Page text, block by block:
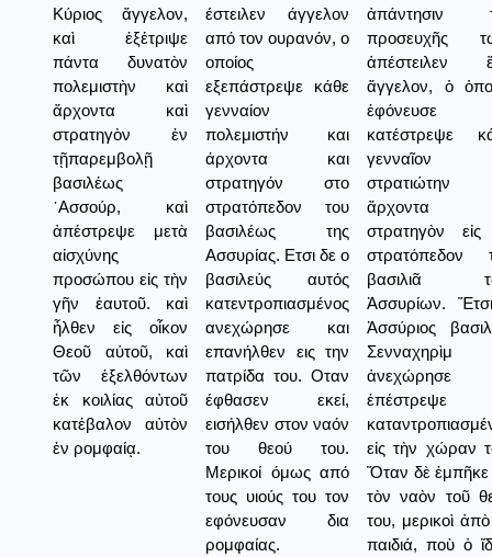
Κύριος ἄγγελον,
καὶ ἐξέτριψε
πάντα δυνατὸν
πολεμιστὴν καὶ
ἄρχοντα καὶ
στρατηγὸν ἐν
τῇπαρεμβολῇ
βασιλέως
᾿Ασσούρ, καὶ
ἀπέστρεψε μετὰ
αἰσχύνης
προσώπου εἰς τὴν
γῆν ἑαυτοῦ. καὶ
ἦλθεν εἰς οἶκον
Θεοῦ αὐτοῦ, καὶ
τῶν ἐξελθόντων
ἐκ κοιλίας αὐτοῦ
κατέβαλον αὐτὸν
ἐν ρομφαίᾳ.
έστειλεν άγγελον
από τον ουρανόν, ο
οποίος
εξεπάστρεψε κάθε
γενναίον
πολεμιστήν και
άρχοντα και
στρατηγόν στο
στρατόπεδον του
βασιλέως της
Ασσυρίας. Ετσι δε ο
βασιλεύς αυτός
κατεντροπιασμένος
ανεχώρησε και
επανήλθεν εις την
πατρίδα του. Οταν
έφθασεν εκεί,
εισήλθεν στον ναόν
του θεού του.
Μερικοί όμως από
τους υιούς του τον
εφόνευσαν δια
ρομφαίας.
ἀπάντησιν
προσευχῆς
ἀπέστειλεν
ἄγγελον, ὁ
ἐφόνευσε
κατέστρεψε
γενναῖον
στρατιώτην
ἄρχοντα
στρατηγὸν εἰς
στρατόπεδον
βασιλιᾶ
Ἀσσυρίων.
Ἀσσύριος
Σενναχηρὶμ
ἀνεχώρησε
ἐπέστρεψε
εἰς τὴν χώραν
Ὅταν δὲ ἐμπῆκε
τὸν ναὸν τοῦ
του, μερικοὶ
παιδιά, ποὺ ὁ